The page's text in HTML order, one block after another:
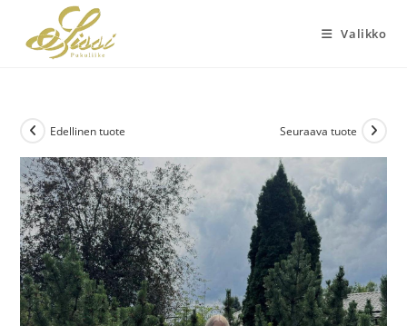
suoraan
sisältöön
Valikko
Edellinen tuote Seuraava tuote